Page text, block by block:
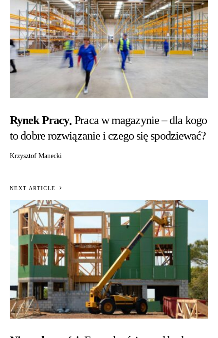
Rynek Pracy Praca w magazynie – dla kogo
to dobre rozwiązanie i czego się spodziewać?
Krzysztof Manecki
NEXT ARTICLE